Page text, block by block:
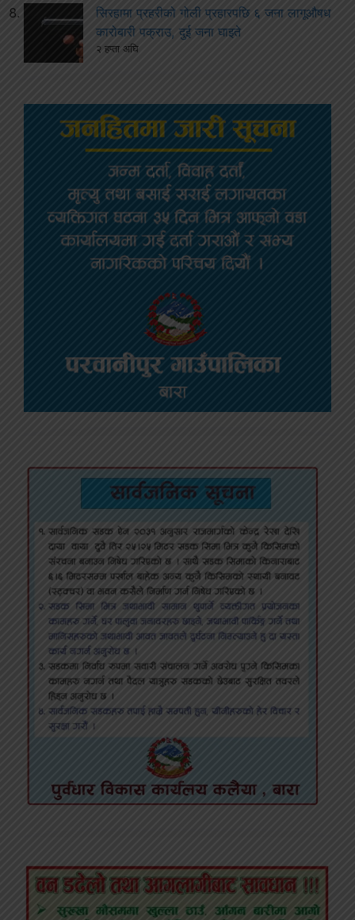
सिरहामा प्रहरीको गोली प्रहारपछि ६ जना लागूऔषध
कारोबारी पक्राउ, दुई जना घाइते
२ हप्ता अघि